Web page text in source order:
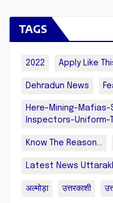
TAGS
2022 Apply Like
Dehradun News
Here-Mining-
Inspectors-Uniform-
Know The Reason...
Latest News
अल्मोड़ा उत्तरकाशी